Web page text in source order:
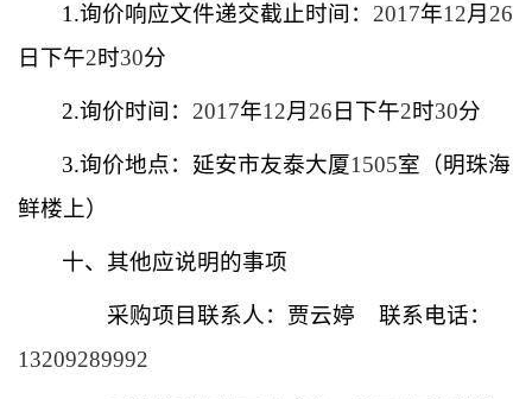
1.询价响应文件递交截止时间： 2017年12月 26
日下午2时30分
2.询价时间： 2017年12月 26 日下午2时30分
3.询价地点：延安市友泰大厦1505室（明珠海
鲜楼上）
十、其他应说明的事项
采购项目联系人：贾云婷
联系电话：
13209289992